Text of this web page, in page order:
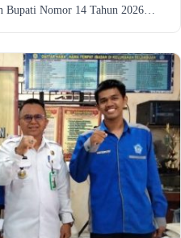
Bupati Nomor 14 Tahun 2026…